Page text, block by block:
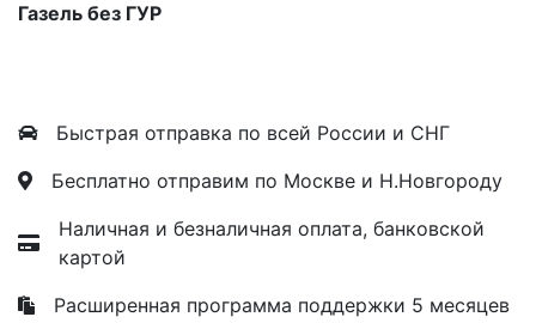
Газель без ГУР
Быстрая отправка по всей России и СНГ
Бесплатно отправим по Москве и Н.Новгороду
Наличная и безналичная оплата, банковской
картой
Расширенная программа поддержки 5 месяцев